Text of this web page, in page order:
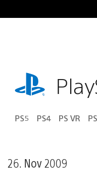
Inhalt
playstation.com
PS5 PS4 PS VR
26. Nov 2009